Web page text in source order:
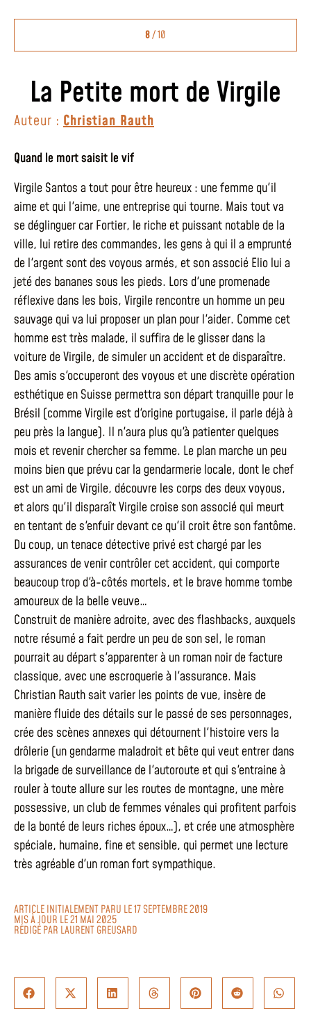
8/ 10
La Petite mort de Virgile
Auteur : Christian Rauth
Quand le mort saisit le vif
Virgile Santos a tout pour être heureux : une femme qu'il
aime et qui l'aime, une entreprise qui tourne. Mais tout va
se déglinguer car Fortier, le riche et puissant notable de la
ville, lui retire des commandes, les gens à qui il a emprunté
de l'argent sont des voyous armés, et son associé Elio lui a
jeté des bananes sous les pieds. Lors d'une promenade
réflexive dans les bois, Virgile rencontre un homme un peu
sauvage qui va lui proposer un plan pour l'aider. Comme cet
homme est très malade, il suffira de le glisser dans la
voiture de Virgile, de simuler un accident et de disparaître.
Des amis s'occuperont des voyous et une discrète opération
esthétique en Suisse permettra son départ tranquille pour le
Brésil (comme Virgile est d'origine portugaise, il parle déjà à
peu près la langue). Il n'aura plus qu'à patienter quelques
mois et revenir chercher sa femme. Le plan marche un peu
moins bien que prévu car la gendarmerie locale, dont le chef
est un ami de Virgile, découvre les corps des deux voyous,
et alors qu'il disparaît Virgile croise son associé qui meurt
en tentant de s'enfuir devant ce qu'il croit être son fantôme.
Du coup, un tenace détective privé est chargé par les
assurances de venir contrôler cet accident, qui comporte
beaucoup trop d'à-côtés mortels, et le brave homme tombe
amoureux de la belle veuve…
Construit de manière adroite, avec des flashbacks, auxquels
notre résumé a fait perdre un peu de son sel, le roman
pourrait au départ s'apparenter à un roman noir de facture
classique, avec une escroquerie à l'assurance. Mais
Christian Rauth sait varier les points de vue, insère de
manière fluide des détails sur le passé de ses personnages,
crée des scènes annexes qui détournent l'histoire vers la
drôlerie (un gendarme maladroit et bête qui veut entrer dans
la brigade de surveillance de l'autoroute et qui s'entraine à
rouler à toute allure sur les routes de montagne, une mère
possessive, un club de femmes vénales qui profitent parfois
de la bonté de leurs riches époux…), et crée une atmosphère
spéciale, humaine, fine et sensible, qui permet une lecture
très agréable d'un roman fort sympathique.
ARTICLE INITIALEMENT PARU LE 17 SEPTEMBRE 2019
MIS À JOUR LE 21 MAI 2025
RÉDIGÉ PAR LAURENT GREUSARD